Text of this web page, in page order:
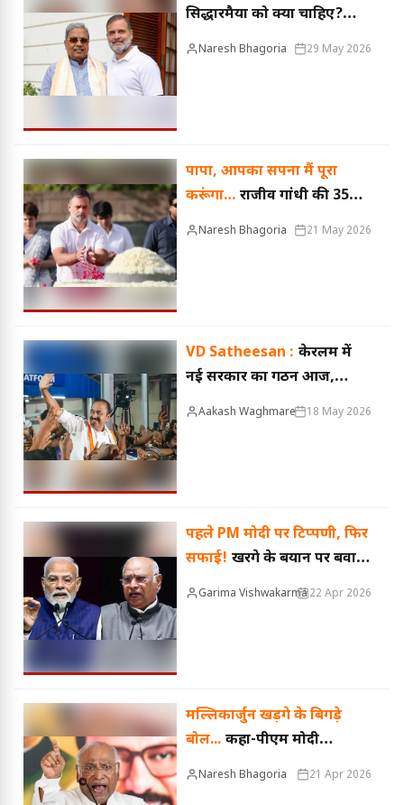
सिद्धारमैया को क्या चाहिए?
राहुल और खड़गे से मिले,
Naresh Bhagoria 29 May 2026
पापा, आपका सपना मैं पूरा
करूंगा… राजीव गांधी की 35वीं
पुण्यतिथि पर राहुल ने की
Naresh Bhagoria 21 May 2026
VD Satheesan : केरलम में
नई सरकार का गठन आज,
सतीशन बनेंगे CM; कांग्रेस के 12
Aakash Waghmare 18 May 2026
पहले PM मोदी पर टिप्पणी, फिर
सफाई! खरगे के बयान पर बवाल,
BJP ने खोला मोर्चा
Garima Vishwakarma22 Apr 2026
मल्लिकार्जुन खड़गे के बिगड़े
बोल... कहा-पीएम मोदी
आतंकवादी हैं..बवाल मचा तो दी
Naresh Bhagoria 21 Apr 2026